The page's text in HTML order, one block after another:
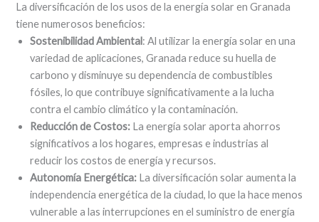
La diversificación de los usos de la energía solar en Granada
tiene numerosos beneficios:
Sostenibilidad Ambiental: Al utilizar la energía solar en una
variedad de aplicaciones, Granada reduce su huella de
carbono y disminuye su dependencia de combustibles
fósiles, lo que contribuye significativamente a la lucha
contra el cambio climático y la contaminación.
Reducción de Costos: La energía solar aporta ahorros
significativos a los hogares, empresas e industrias al
reducir los costos de energía y recursos.
Autonomía Energética: La diversificación solar aumenta la
independencia energética de la ciudad, lo que la hace menos
vulnerable a las interrupciones en el suministro de energía